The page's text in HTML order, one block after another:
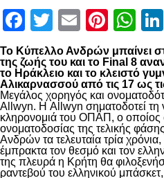
Facebook
Twitter
Email
Το Κύπελλο Ανδρών μπαίνει
της ζωής του και το Final 8
το Ηράκλειο και το κλειστό
Αλικαρνασσού από τις 17 ως
Μεγάλος χορηγός και
Allwyn. Η Allwyn σηματοδοτεί τη
κληρονομιά του ΟΠΑΠ, ο οποίος
ονοματοδοσίας της τελικής
Ανδρών τα τελευταία τρία
έμπρακτα τον θεσμό και τον
της πλευρά η Κρήτη θα
ραντεβού του ελληνικού